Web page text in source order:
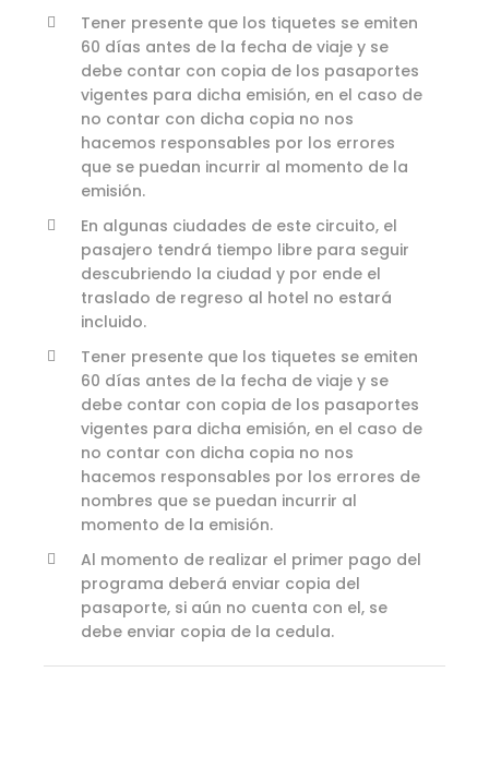
Tener presente que los tiquetes se emiten
60 días antes de la fecha de viaje y se
debe contar con copia de los pasaportes
vigentes para dicha emisión, en el caso de
no contar con dicha copia no nos
hacemos responsables por los errores
que se puedan incurrir al momento de la
emisión.
En algunas ciudades de este circuito, el
pasajero tendrá tiempo libre para seguir
descubriendo la ciudad y por ende el
traslado de regreso al hotel no estará
incluido.
Tener presente que los tiquetes se emiten
60 días antes de la fecha de viaje y se
debe contar con copia de los pasaportes
vigentes para dicha emisión, en el caso de
no contar con dicha copia no nos
hacemos responsables por los errores de
nombres que se puedan incurrir al
momento de la emisión.
Al momento de realizar el primer pago del
programa deberá enviar copia del
pasaporte, si aún no cuenta con el, se
debe enviar copia de la cedula.